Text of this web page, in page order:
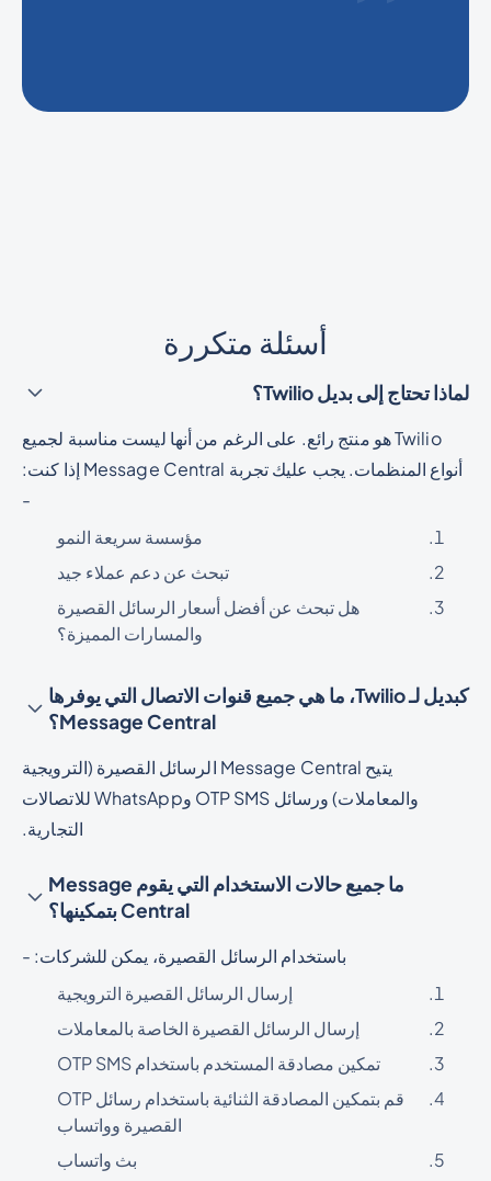
أسئلة متكررة
لماذا تحتاج إلى بديل Twilio؟
Twilio هو منتج رائع. على الرغم من أنها ليست مناسبة لجميع
أنواع المنظمات. يجب عليك تجربة Message Central إذا كنت:
-
مؤسسة سريعة النمو
تبحث عن دعم عملاء جيد
هل تبحث عن أفضل أسعار الرسائل القصيرة
والمسارات المميزة؟
كبديل لـ Twilio، ما هي جميع قنوات الاتصال التي يوفرها
Message Central؟
يتيح Message Central الرسائل القصيرة (الترويجية
والمعاملات) ورسائل OTP SMS وWhatsApp للاتصالات
التجارية.
ما جميع حالات الاستخدام التي يقوم Message
Central بتمكينها؟
باستخدام الرسائل القصيرة، يمكن للشركات: -
إرسال الرسائل القصيرة الترويجية
إرسال الرسائل القصيرة الخاصة بالمعاملات
تمكين مصادقة المستخدم باستخدام OTP SMS
قم بتمكين المصادقة الثنائية باستخدام رسائل OTP
القصيرة وواتساب
بث واتساب